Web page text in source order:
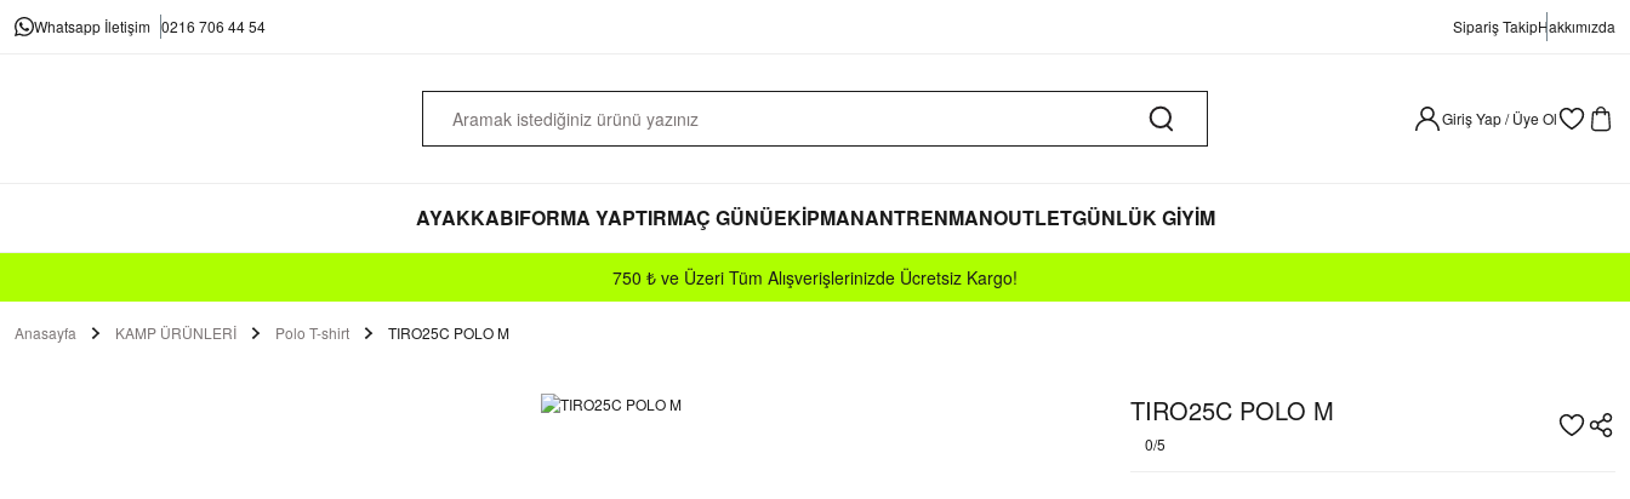
Whatsapp İletişim 0216 706 44 54 Sipariş TakipHakkımızda
Giriş Yap / Üye Ol
AYAKKABIFORMA YAPTIRMAÇ GÜNÜEKİPMANANTRENMANOUTLETGÜNLÜK GİYİM
750 ₺ ve Üzeri Tüm Alışverişlerinizde Ücretsiz Kargo!
Anasayfa KAMP ÜRÜNLERİ Polo T-shirt TIRO25C POLO M
TIRO25C POLO M
0/5